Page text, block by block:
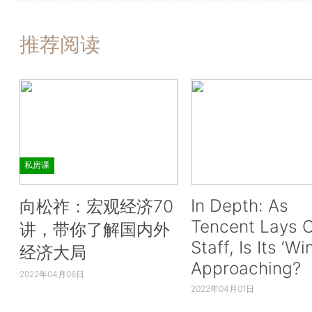
推荐阅读
私房课
向松祚：宏观经济70
讲，带你了解国内外
经济大局
2022年04月06日
In Depth: As
Tencent Lays
Staff, Is Its
Approaching?
2022年04月01日